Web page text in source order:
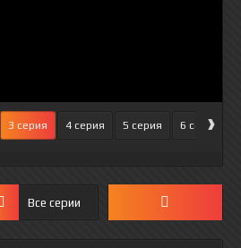
3 серия 4 серия 5 серия 6 серия
›
Все серии